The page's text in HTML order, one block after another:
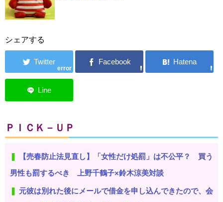
シェアする
error
ＰＩＣＫ－ＵＰ
【売春防止法見直し】「女性だけ処罰」は不公平？ 買う
男性も罰するべき 上野千鶴子×鈴木涼美対談
元彼は別れた後にメールで借金を申し込んできたので、会